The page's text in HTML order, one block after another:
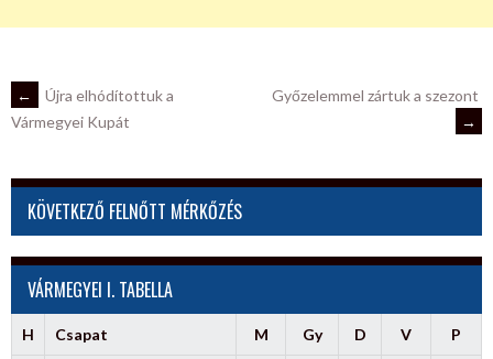
POST
NAVIGATION
←
Újra elhódítottuk a
Vármegyei Kupát
Győzelemmel zártuk a szezont
→
KÖVETKEZŐ FELNŐTT MÉRKŐZÉS
VÁRMEGYEI I. TABELLA
H Csapat M Gy D V P